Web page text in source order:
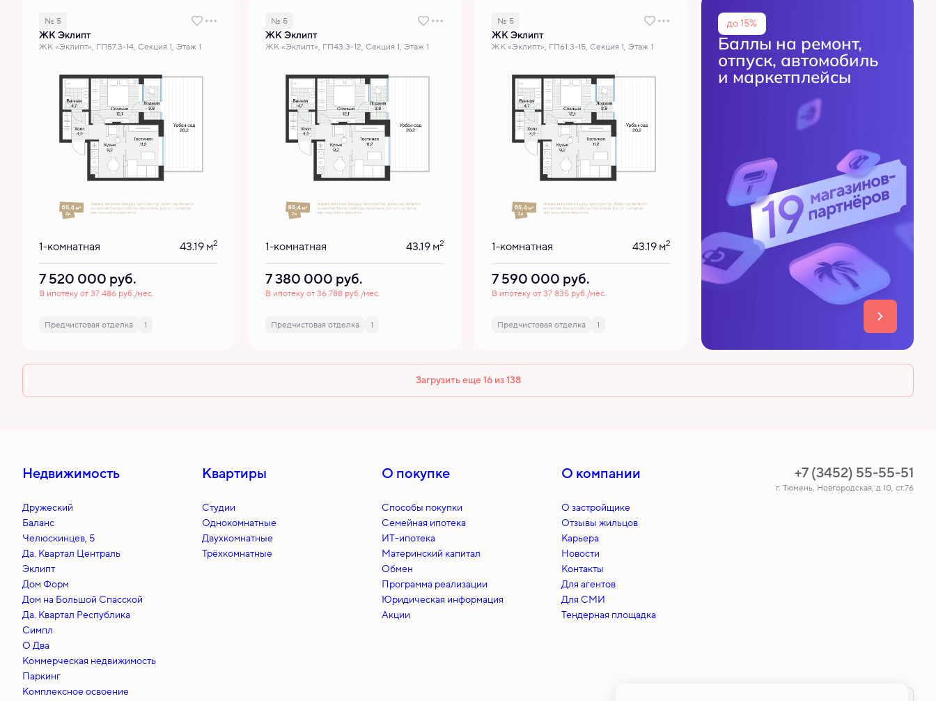
№ 5
ЖК Эклипт
ЖК «Эклипт», ГП57.3-14, Секция 1, Этаж 1
1-комнатная 43.19 м2
7 520 000 руб.
В ипотеку от 37 486 руб./мес.
Предчистовая отделка 1
№ 5
ЖК Эклипт
ЖК «Эклипт», ГП43.3-12, Секция 1, Этаж 1
1-комнатная 43.19 м2
7 380 000 руб.
В ипотеку от 36 788 руб./мес.
Предчистовая отделка 1
№ 5
ЖК Эклипт
ЖК «Эклипт», ГП61.3-15, Секция 1, Этаж 1
1-комнатная 43.19 м2
7 590 000 руб.
В ипотеку от 37 835 руб./мес.
Предчистовая отделка 1
до 15%
Баллы на ремонт,
отпуск, автомобиль
и маркетплейсы
Загрузить еще 16 из 138
Недвижимость
Дружеский
Баланс
Челюскинцев, 5
Да. Квартал Централь
Эклипт
Дом Форм
Дом на Большой Спасской
Да. Квартал Республика
Симпл
О Два
Коммерческая недвижимость
Паркинг
Комплексное освоение
Квартиры
Студии
Однокомнатные
Двухкомнатные
Трёхкомнатные
О покупке
Способы покупки
Семейная ипотека
ИT-ипотека
Материнский капитал
Обмен
Программа реализации
Юридическая информация
Акции
О компании
О застройщике
Отзывы жильцов
Карьера
Новости
Контакты
Для агентов
Для СМИ
Тендерная площадка
+7 (3452) 55-55-51
г. Тюмень, Новгородская, д.10, ст.76